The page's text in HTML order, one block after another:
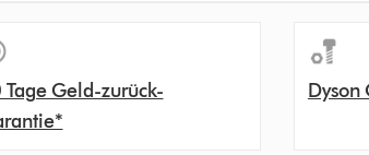
Tage Geld-zurück-